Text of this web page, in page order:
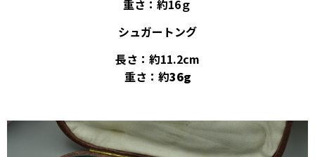
重さ：約16ｇ
シュガートング
長さ：約11.2cm
重さ：約36g